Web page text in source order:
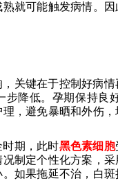
就可能触发病情。
关键在于控制好病
步降低。孕期保持良
，避免暴晒和外伤
期，此时黑色素细胞
制定个性化方案，
如果拖延不治，白